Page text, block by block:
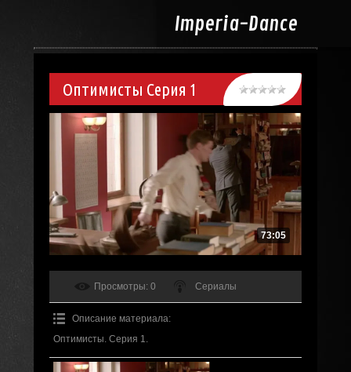
Imperia-Dance
Оптимисты Серия 1
73:05
Просмотры: 0 Сериалы
Описание материала:
Оптимисты. Серия 1.